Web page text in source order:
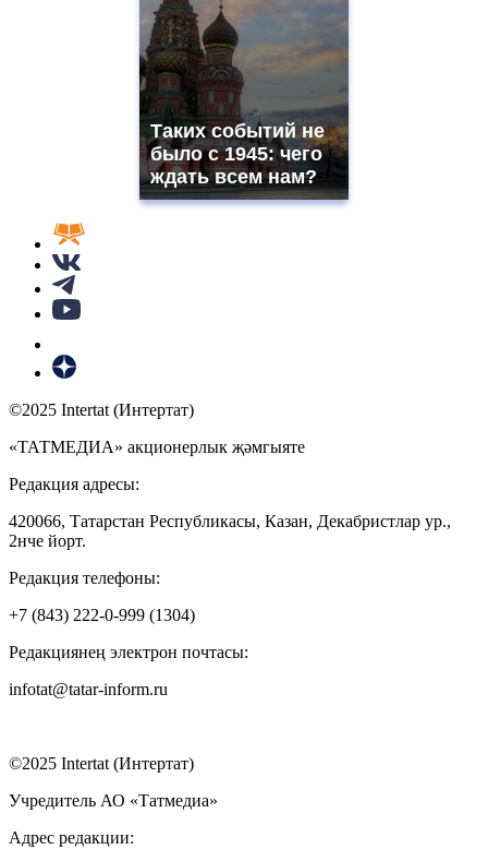
Таких событий не
было с 1945: чего
ждать всем нам?
©2025 Intertat (Интертат)
«ТАТМЕДИА» акционерлык җәмгыяте
Редакция адресы:
420066, Татарстан Республикасы, Казан, Декабристлар ур.,
2нче йорт.
Редакция телефоны:
+7 (843) 222-0-999 (1304)
Редакциянең электрон почтасы:
infotat@tatar-inform.ru
©2025 Intertat (Интертат)
Учредитель АО «Татмедиа»
Адрес редакции: